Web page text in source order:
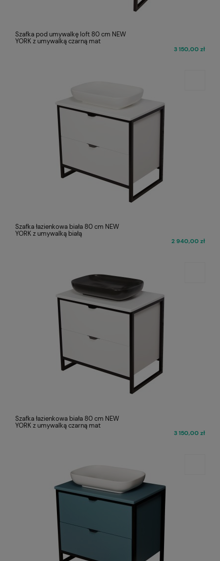
Szafka pod umywalkę loft 80 cm NEW
YORK z umywalką czarną mat
3 150,00 zł
Szafka łazienkowa biała 80 cm NEW
YORK z umywalką białą
2 940,00 zł
Szafka łazienkowa biała 80 cm NEW
YORK z umywalką czarną mat
3 150,00 zł